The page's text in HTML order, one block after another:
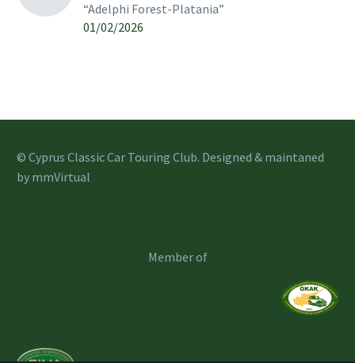
“Adelphi Forest-Platania”
01/02/2026
© Cyprus Classic Car Touring Club. Designed & maintaned
by mmVirtual
Member of